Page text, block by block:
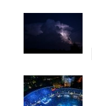
2026. În aceste...